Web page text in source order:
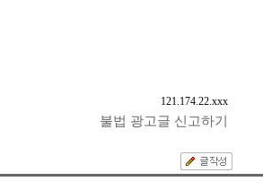
121.174.22.xxx
불법 광고글 신고하기